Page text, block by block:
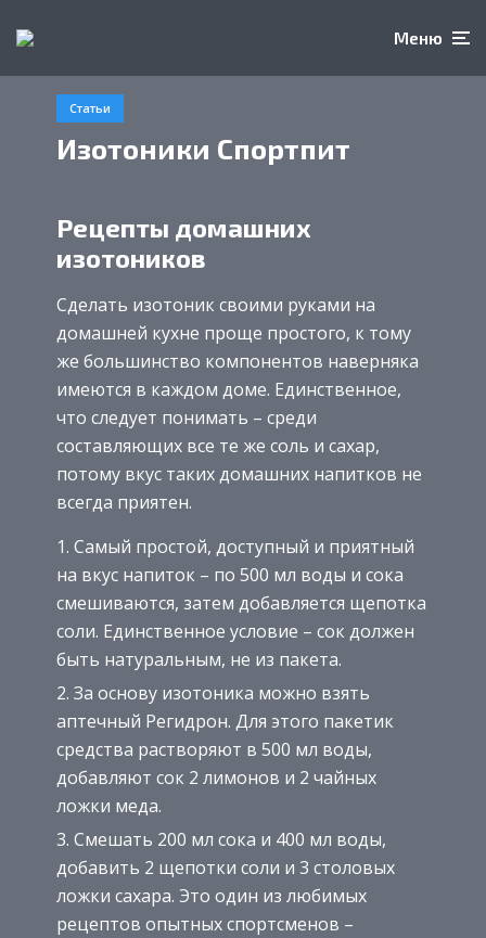
Меню
Статьи
Изотоники Спортпит
Рецепты домашних
изотоников
Сделать изотоник своими руками на
домашней кухне проще простого, к тому
же большинство компонентов наверняка
имеются в каждом доме. Единственное,
что следует понимать – среди
составляющих все те же соль и сахар,
потому вкус таких домашних напитков не
всегда приятен.
Самый простой, доступный и приятный
на вкус напиток – по 500 мл воды и сока
смешиваются, затем добавляется щепотка
соли. Единственное условие – сок должен
быть натуральным, не из пакета.
За основу изотоника можно взять
аптечный Регидрон. Для этого пакетик
средства растворяют в 500 мл воды,
добавляют сок 2 лимонов и 2 чайных
ложки меда.
Смешать 200 мл сока и 400 мл воды,
добавить 2 щепотки соли и 3 столовых
ложки сахара. Это один из любимых
рецептов опытных спортсменов –